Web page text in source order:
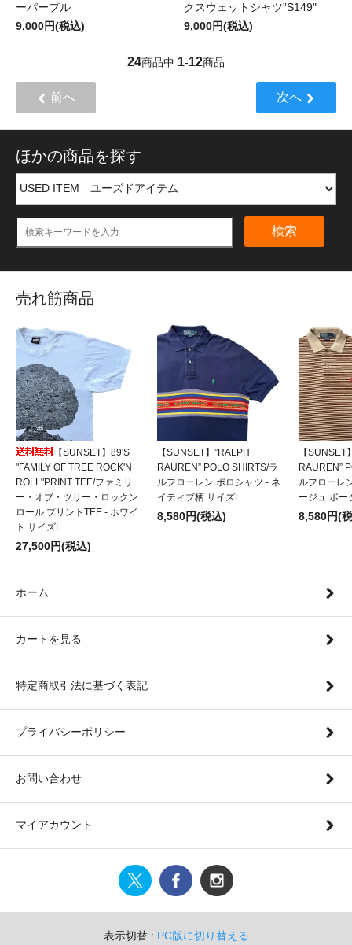
ーパープル
9,000円(税込)
クスウェットシャツ”S149"
9,000円(税込)
24商品中 1-12商品
前へ 次へ
ほかの商品を探す
検索
売れ筋商品
【SUNSET】89'S
"FAMILY OF TREE ROCK'N
ROLL"PRINT TEE/ファミリ
ー・オブ・ツリー・ロックン
ロール プリントTEE - ホワイ
ト サイズL
27,500円(税込)
【SUNSET】”RALPH
RAUREN” POLO SHIRTS/ラ
ルフローレン ポロシャツ - ネ
イティブ柄 サイズL
8,580円(税込)
【SUNSET
RAUREN”
ルフローレ
ージュ ボー
8,580円(
ホーム
カートを見る
特定商取引法に基づく表記
プライバシーポリシー
お問い合わせ
マイアカウント
表示切替 : PC版に切り替える